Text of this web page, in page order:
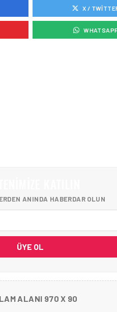
X /
ANINDA HABERDAR OLUN
ÜYE OL
ALANI 970 X 90